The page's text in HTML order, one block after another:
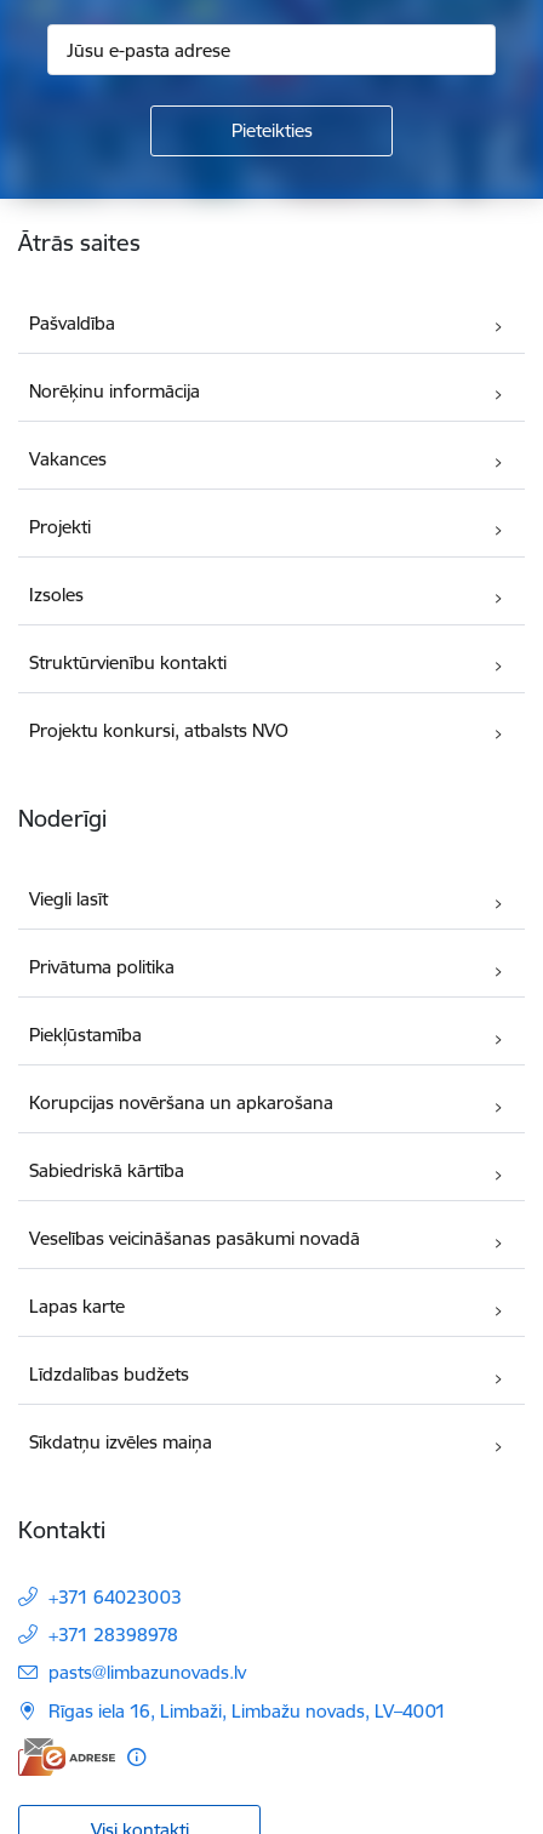
Kājene
Ātrās saites
Pašvaldība
Norēķinu informācija
Vakances
Projekti
Izsoles
Struktūrvienību kontakti
Projektu konkursi, atbalsts NVO
Noderīgi
Viegli lasīt
Privātuma politika
Piekļūstamība
Korupcijas novēršana un apkarošana
Sabiedriskā kārtība
Veselības veicināšanas pasākumi novadā
Lapas karte
Līdzdalības budžets
Sīkdatņu izvēles maiņa
Kontakti
+371 64023003
+371 28398978
E-pasts:
pasts@limbazunovads.lv
Rīgas iela 16, Limbaži, Limbažu novads, LV–4001
Visi kontakti